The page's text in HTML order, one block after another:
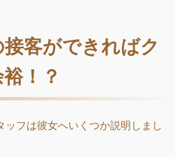
客ができればク
！？
ッフは彼女へいくつか説明しまし